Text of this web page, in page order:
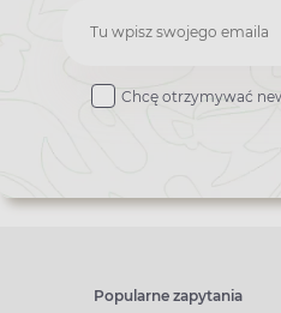
Zapisz
Chcę otrzymywać
Popularne zapytania